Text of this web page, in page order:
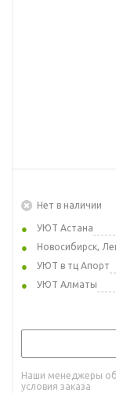
Нет в наличии
УЮТ Астана
Новосибирск,
УЮТ в тц Апорт
УЮТ Алматы
Наши менеджеры
условия заказа